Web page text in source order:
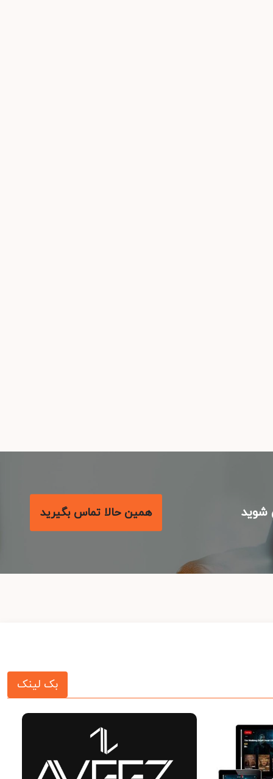
همین حالا تماس بگیرید
بک لینک